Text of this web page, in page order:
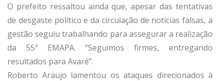
O prefeito ressaltou ainda que, apesar das tentativas
de desgaste político e da circulação de notícias falsas, a
gestão seguiu trabalhando para assegurar a realização
da 55ª EMAPA. “Seguimos firmes, entregando
resultados para Avaré”.
Roberto Araujo lamentou os ataques direcionados à